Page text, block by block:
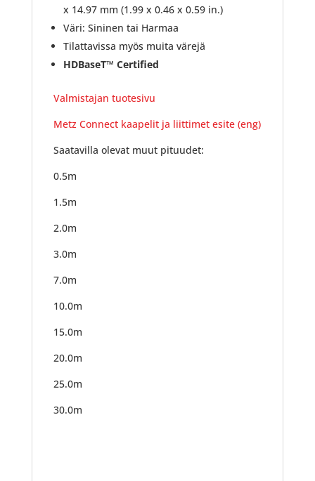
x 14.97 mm (1.99 x 0.46 x 0.59 in.)
Väri: Sininen tai Harmaa
Tilattavissa myös muita värejä
HDBaseT™ Certified
Valmistajan tuotesivu
Metz Connect kaapelit ja liittimet esite (eng)
Saatavilla olevat muut pituudet:
0.5m
1.5m
2.0m
3.0m
7.0m
10.0m
15.0m
20.0m
25.0m
30.0m